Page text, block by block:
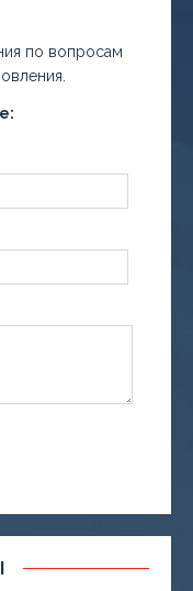
по вопросам